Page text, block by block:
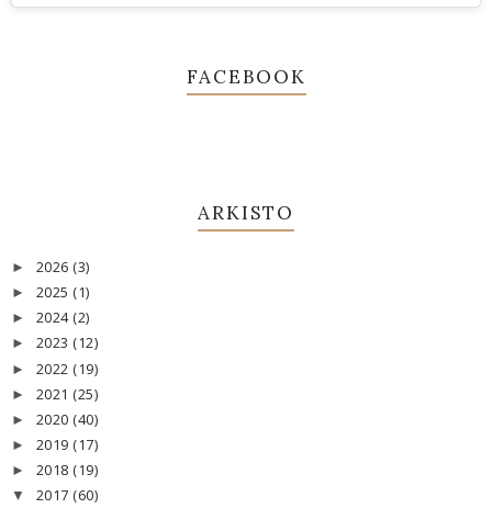
FACEBOOK
ARKISTO
► 2026 (3)
► 2025 (1)
► 2024 (2)
► 2023 (12)
► 2022 (19)
► 2021 (25)
► 2020 (40)
► 2019 (17)
► 2018 (19)
▼ 2017 (60)